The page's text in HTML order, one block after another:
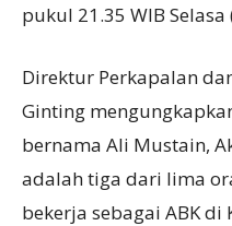
pukul 21.35 WIB
Direktur Perkapalan
Ginting
bernama Ali Mustain,
adalah tiga dari lima
bekerja sebagai ABK di